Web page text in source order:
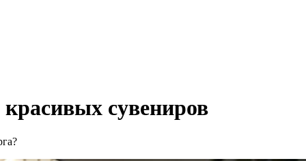
сувениров